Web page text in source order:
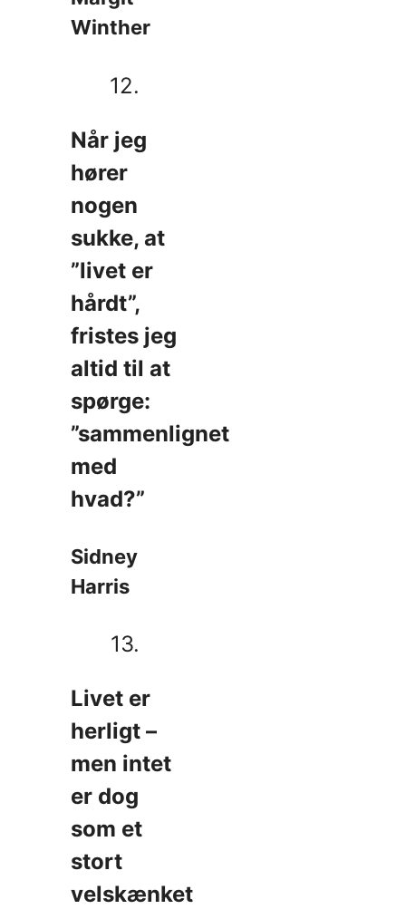
Winther
12.
Når jeg
hører
nogen
sukke, at
”livet er
hårdt”,
fristes jeg
altid til at
spørge:
”sammenlignet
med
hvad?”
Sidney
Harris
13.
Livet er
herligt –
men intet
er dog
som et
stort
velskænket